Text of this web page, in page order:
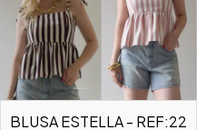
BLUSA ESTELLA - REF:22924